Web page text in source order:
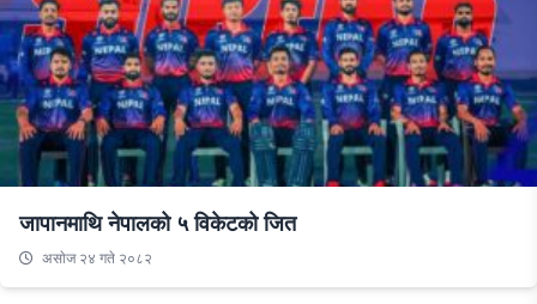
जापानमाथि नेपालको ५ विकेटको जित
असाेज २४ गते २०८२